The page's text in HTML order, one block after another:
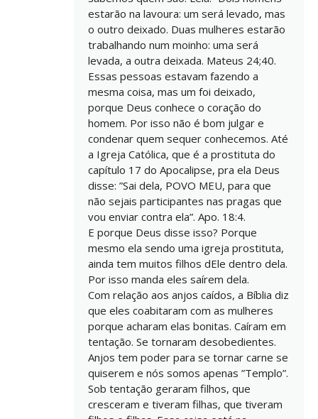
estarão na lavoura: um será levado, mas
o outro deixado. Duas mulheres estarão
trabalhando num moinho: uma será
levada, a outra deixada. Mateus 24;40.
Essas pessoas estavam fazendo a
mesma coisa, mas um foi deixado,
porque Deus conhece o coração do
homem. Por isso não é bom julgar e
condenar quem sequer conhecemos. Até
a Igreja Católica, que é a prostituta do
capítulo 17 do Apocalipse, pra ela Deus
disse: ”Sai dela, POVO MEU, para que
não sejais participantes nas pragas que
vou enviar contra ela”. Apo. 18:4.
E porque Deus disse isso? Porque
mesmo ela sendo uma igreja prostituta,
ainda tem muitos filhos dEle dentro dela.
Por isso manda eles saírem dela.
Com relação aos anjos caídos, a Bíblia diz
que eles coabitaram com as mulheres
porque acharam elas bonitas. Caíram em
tentação. Se tornaram desobedientes.
Anjos tem poder para se tornar carne se
quiserem e nós somos apenas ”Templo”.
Sob tentação geraram filhos, que
cresceram e tiveram filhas, que tiveram